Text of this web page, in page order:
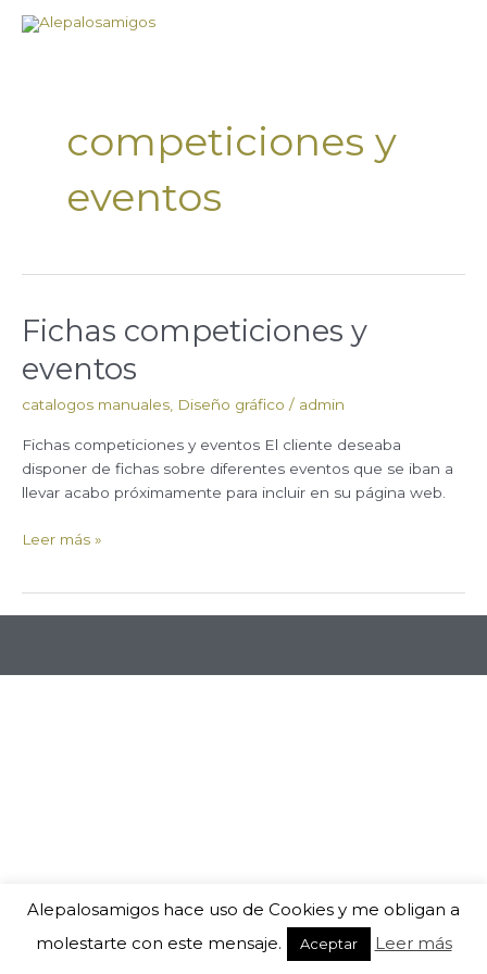
competiciones y
eventos
Fichas competiciones y
eventos
catalogos manuales Diseño gráfico / admin
Fichas competiciones y eventos El cliente deseaba
disponer de fichas sobre diferentes eventos que se iban a
llevar acabo próximamente para incluir en su página web.
Fichas
competiciones
y
Leer más »
Alepalosamigos hace uso de Cookies y me obligan a
molestarte con este mensaje.
Aceptar Leer más